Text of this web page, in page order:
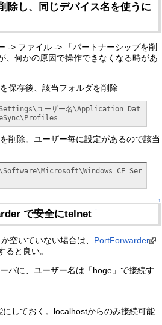
除し、同じデバイス名を使うに
-> ファイル -> 「パートナーシップを削
、何かの原因で操作できなくなる時があ
保存後、該当フォルダを削除
ユーザー名\Application Dat
削除。ユーザー毎に設定があるので該当
CE Ser
↑
で安全にtelnet†
空いていない場合は、 PortForwarder
ると良い。
バに、ユーザー名は「hoge」で接続す
しておく。localhostからのみ接続可能